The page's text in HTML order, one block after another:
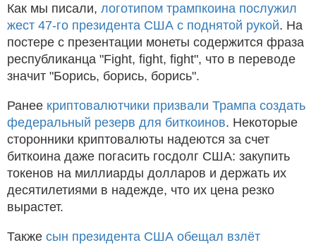
Как мы писали, логотипом трампкоина послужил
жест 47-го президента США с поднятой рукой. На
постере с презентации монеты содержится фраза
республиканца "Fight, fight, fight", что в переводе
значит "Борись, борись, борись".
Ранее криптовалютчики призвали Трампа создать
федеральный резерв для биткоинов. Некоторые
сторонники криптовалюты надеются за счет
биткоина даже погасить госдолг США: закупить
токенов на миллиарды долларов и держать их
десятилетиями в надежде, что их цена резко
вырастет.
Также сын президента США обещал взлёт